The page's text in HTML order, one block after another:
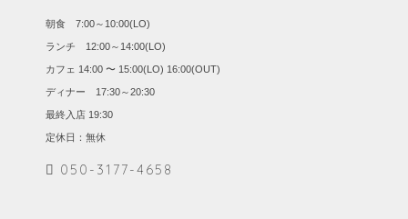
朝食 7:00～10:00(LO)
ランチ 12:00～14:00(LO)
カフェ 14:00 〜 15:00(LO) 16:00(OUT)
ディナー 17:30～20:30
最終入店 19:30
定休日：無休
050-3177-4658